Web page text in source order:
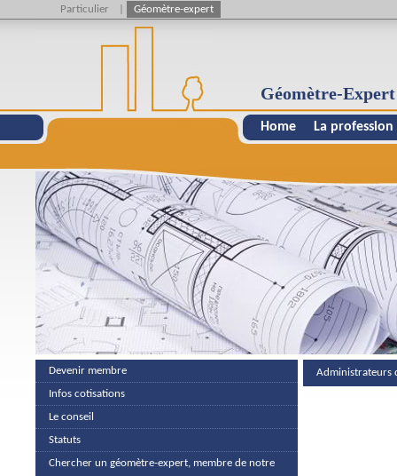
Géomètre-Expert
Home La profession
Devenir membre
Infos cotisations
Le conseil
Statuts
Chercher un géomètre-expert, membre de notre
Administrateurs
Particulier Géomètre-expert